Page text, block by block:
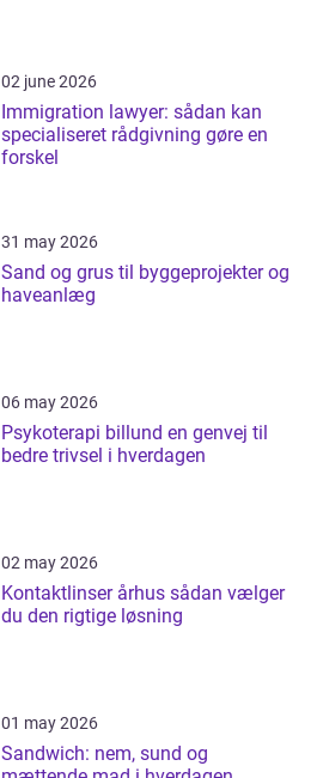
02 june 2026
Immigration lawyer: sådan kan
specialiseret rådgivning gøre en
forskel
31 may 2026
Sand og grus til byggeprojekter og
haveanlæg
06 may 2026
Psykoterapi billund en genvej til
bedre trivsel i hverdagen
02 may 2026
Kontaktlinser århus sådan vælger
du den rigtige løsning
01 may 2026
Sandwich: nem, sund og